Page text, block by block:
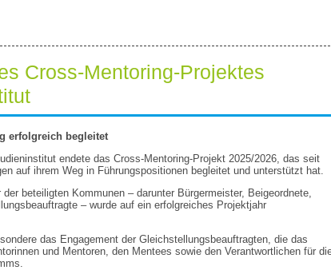
Cross-Mentoring-Projektes
erfolgreich begleitet
endete das Cross-Mentoring-Projekt 2025/2026, das seit
auf ihrem Weg in Führungspositionen begleitet und unterstützt hat.
beteiligten Kommunen – darunter Bürgermeister, Beigeordnete,
– wurde auf ein erfolgreiches Projektjahr
das Engagement der Gleichstellungsbeauftragten, die das
und Mentoren, den Mentees sowie den Verantwortlichen für